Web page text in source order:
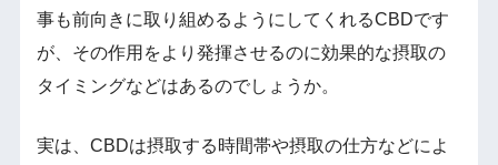
事も前向きに取り組めるようにしてくれるCBDです
が、その作用をより発揮させるのに効果的な摂取の
タイミングなどはあるのでしょうか。
実は、CBDは摂取する時間帯や摂取の仕方などによ